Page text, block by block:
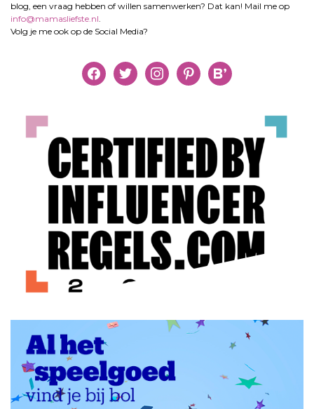
blog, een vraag hebben of willen samenwerken? Dat kan! Mail me op
info@mamasliefste.nl.
Volg je me ook op de Social Media?
facebooktwitter instagrampinterestbloglovin